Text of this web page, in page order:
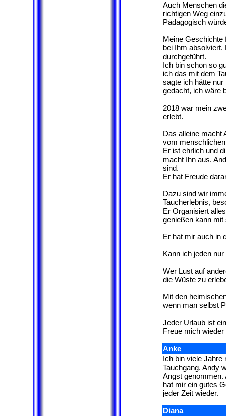
Auch Menschen
richtigen Weg
Pädagogisch
Meine Geschichte
bei Ihm absolviert.
durchgeführt.
Ich bin schon so
ich das mit dem
sagte ich hätte nur
gedacht, ich wäre
2018 war mein
erlebt.
Das alleine macht
vom
Er ist ehrlich und
macht Ihn aus.
sind.
Er hat Freude
Dazu sind wir
Taucherlebnis,
Er Organisiert
genießen kann
Er hat mir auch in
Kann ich jeden
Wer Lust auf
die Wüste zu
Mit den
wenn man selbst
Jeder Urlaub ist
Freue mich
Anke
Ich bin viele Jahre
Tauchgang. Andy
Angst genommen.
hat mir ein gutes
jeder Zeit wieder.
Diana